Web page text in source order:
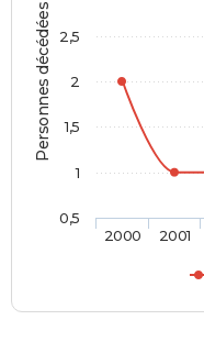
Personnes décédées
2000 2001
0,5
1
1,5
2
2,5